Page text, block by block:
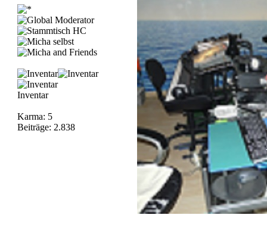
Inventar
Karma: 5
Beiträge: 2.838